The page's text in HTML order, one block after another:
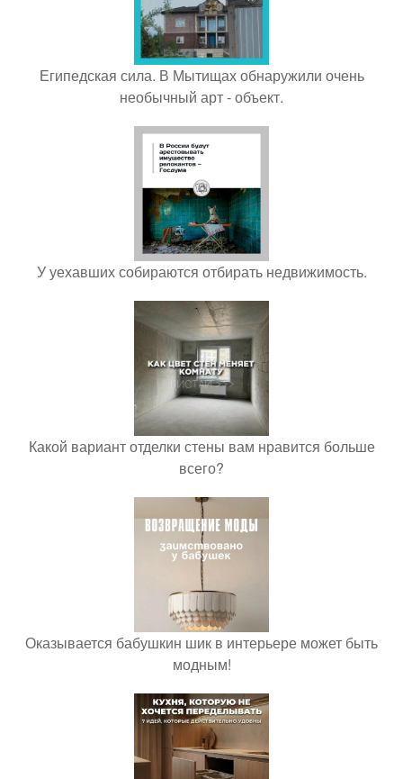
Египедская сила. В Мытищах обнаружили очень
необычный арт - объект.
У уехавших собираются отбирать недвижимость.
Какой вариант отделки стены вам нравится больше
всего?
Оказывается бабушкин шик в интерьере может быть
модным!